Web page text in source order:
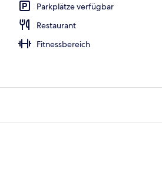
Parkplätze verfügbar
Restaurant
Fitnessbereich